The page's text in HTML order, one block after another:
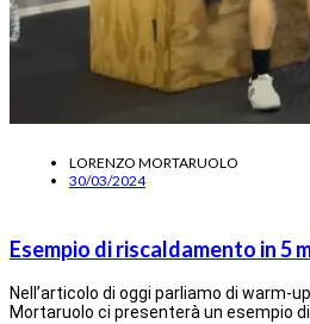
LORENZO MORTARUOLO
30/03/2024
Esempio di riscaldamento in 5
Nell’articolo di oggi parliamo di warm-
Mortaruolo ci presenterà un esempio